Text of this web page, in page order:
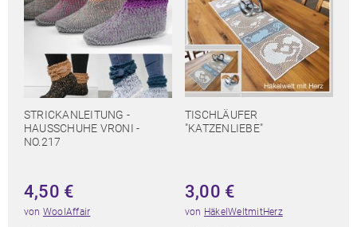
STRICKANLEITUNG -
HAUSSCHUHE VRONI -
NO.217
4,50 €
von WoolAffair
TISCHLÄUFER
"KATZENLIEBE"
3,00 €
von HäkelWeltmitHerz